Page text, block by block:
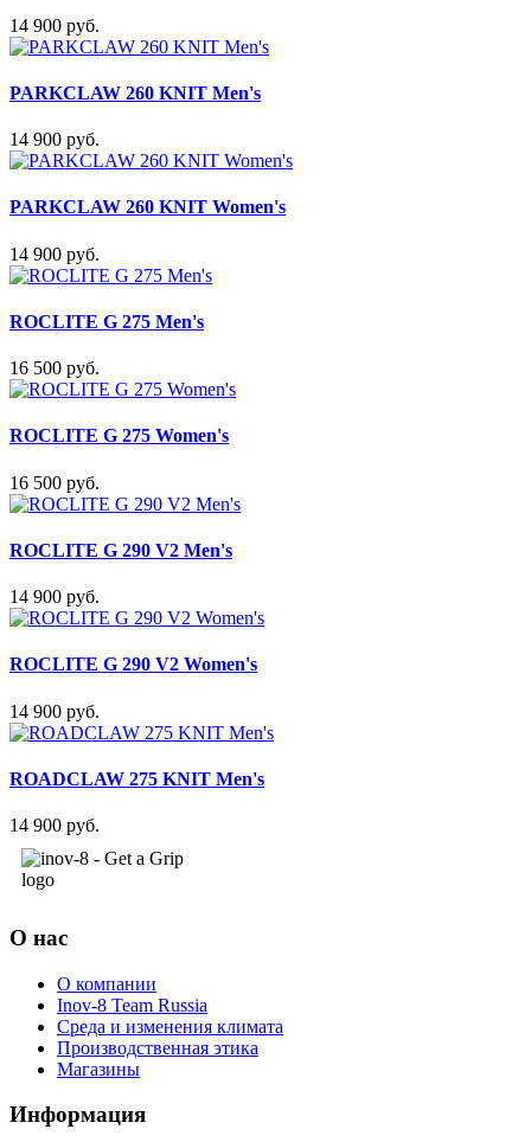
14 900 руб.
PARKCLAW 260 KNIT Men's
14 900 руб.
PARKCLAW 260 KNIT Women's
14 900 руб.
ROCLITE G 275 Men's
16 500 руб.
ROCLITE G 275 Women's
16 500 руб.
ROCLITE G 290 V2 Men's
14 900 руб.
ROCLITE G 290 V2 Women's
14 900 руб.
ROADCLAW 275 KNIT Men's
14 900 руб.
О нас
О компании
Inov-8 Team Russia
Среда и изменения климата
Производственная этика
Магазины
Информация